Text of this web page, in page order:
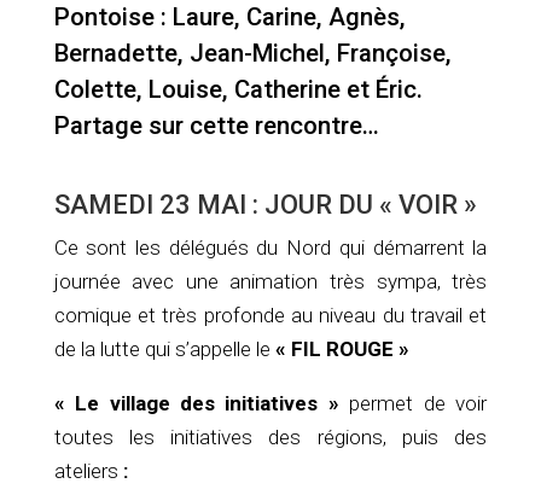
Pontoise : Laure, Carine, Agnès,
Bernadette, Jean-Michel, Françoise,
Colette, Louise, Catherine et Éric.
Partage sur cette rencontre…
SAMEDI 23 MAI : JOUR DU « VOIR »
Ce sont les délégués du Nord qui démarrent la
journée avec une animation très sympa, très
comique et très profonde au niveau du travail et
de la lutte qui s’appelle le « FIL ROUGE »
« Le village des initiatives » permet de voir
toutes les initiatives des régions, puis des
ateliers :